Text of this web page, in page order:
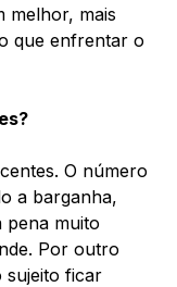
melhor, mais
que enfrentar o
O número
a barganha,
pena muito
Por outro
sujeito ficar